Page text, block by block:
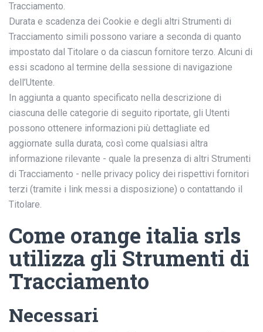
Tracciamento.
Durata e scadenza dei Cookie e degli altri Strumenti di
Tracciamento simili possono variare a seconda di quanto
impostato dal Titolare o da ciascun fornitore terzo. Alcuni di
essi scadono al termine della sessione di navigazione
dell’Utente.
In aggiunta a quanto specificato nella descrizione di
ciascuna delle categorie di seguito riportate, gli Utenti
possono ottenere informazioni più dettagliate ed
aggiornate sulla durata, così come qualsiasi altra
informazione rilevante - quale la presenza di altri Strumenti
di Tracciamento - nelle privacy policy dei rispettivi fornitori
terzi (tramite i link messi a disposizione) o contattando il
Titolare.
Come orange italia srls
utilizza gli Strumenti di
Tracciamento
Necessari